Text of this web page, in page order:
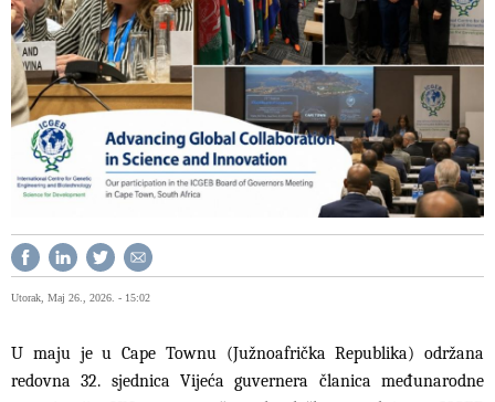
Utorak, Maj 26., 2026. - 15:02
U maju je u Cape Townu (Južnoafrička Republika) održana
redovna 32. sjednica Vijeća guvernera članica međunarodne